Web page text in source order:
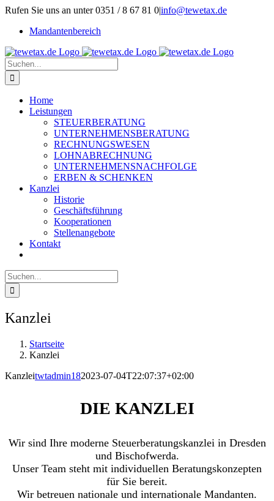
Zum
springen
Rufen Sie uns an unter 0351 / 8 67 81 0|info@tewetax.de
Mandantenbereich
Suche
nach:
Home
Leistungen
STEUERBERATUNG
UNTERNEHMENSBERATUNG
RECHNUNGSWESEN
LOHNABRECHNUNG
UNTERNEHMENSNACHFOLGE
ERBEN & SCHENKEN
Kanzlei
Historie
Geschäftsführung
Kooperationen
Stellenangebote
Kontakt
Suche
nach:
Kanzlei
Startseite
Kanzlei
Kanzleitwtadmin182023-07-04T22:07:37+02:00
DIE KANZLEI
Wir sind Ihre moderne Steuerberatungskanzlei in Dresden
und Bischofwerda.
Unser Team steht mit individuellen Beratungskonzepten
für Sie bereit.
Wir betreuen nationale und internationale Mandanten.